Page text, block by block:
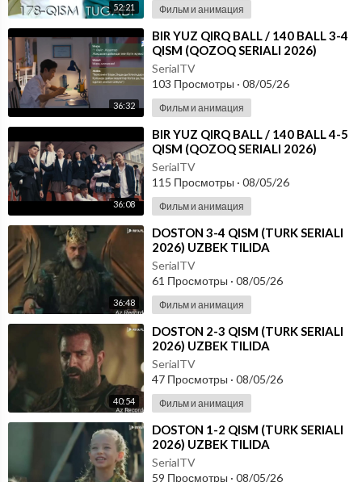
52:21 Фильм и анимация
36:32
⁣⁣BIR YUZ QIRQ BALL / 140 BALL 3-4
QISM (QOZOQ SERIALI 2026)
UZBEK TILIDA
SerialTV
103 Просмотры · 08/05/26
Фильм и анимация
36:08
⁣⁣BIR YUZ QIRQ BALL / 140 BALL 4-5
QISM (QOZOQ SERIALI 2026)
UZBEK TILIDA
SerialTV
115 Просмотры · 08/05/26
Фильм и анимация
36:48
⁣DOSTON 3-4 QISM (TURK SERIALI
2026) UZBEK TILIDA
SerialTV
61 Просмотры · 08/05/26
Фильм и анимация
40:54
⁣DOSTON 2-3 QISM (TURK SERIALI
2026) UZBEK TILIDA
SerialTV
47 Просмотры · 08/05/26
Фильм и анимация
⁣DOSTON 1-2 QISM (TURK SERIALI
2026) UZBEK TILIDA
SerialTV
59 Просмотры · 08/05/26